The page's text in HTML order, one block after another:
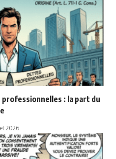
: la part du
2026